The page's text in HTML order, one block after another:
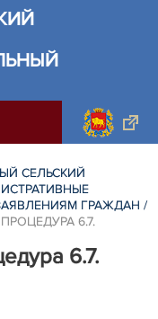
СЕЛЬСКИЙ
ГРАЖДАН /
6.7.
6.7.